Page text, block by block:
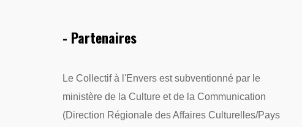
- Partenaires
Le Collectif à l'Envers est subventionné par le
ministère de la Culture et de la Communication
(Direction Régionale des Affaires Culturelles/Pays